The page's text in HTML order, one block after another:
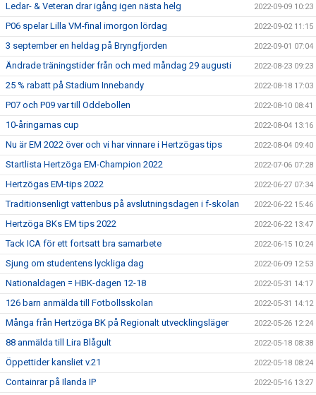
Ledar- & Veteran drar igång igen nästa helg 2022-09-09 10:23
P06 spelar Lilla VM-final imorgon lördag 2022-09-02 11:15
3 september en heldag på Bryngfjorden 2022-09-01 07:04
Ändrade träningstider från och med måndag 29 augusti 2022-08-23 09:23
25 % rabatt på Stadium Innebandy 2022-08-18 17:03
P07 och P09 var till Oddebollen 2022-08-10 08:41
10-åringarnas cup 2022-08-04 13:16
Nu är EM 2022 över och vi har vinnare i Hertzögas tips 2022-08-04 09:40
Startlista Hertzöga EM-Champion 2022 2022-07-06 07:28
Hertzögas EM-tips 2022 2022-06-27 07:34
Traditionsenligt vattenbus på avslutningsdagen i f-skolan 2022-06-22 15:46
Hertzöga BKs EM tips 2022 2022-06-22 13:47
Tack ICA för ett fortsatt bra samarbete 2022-06-15 10:24
Sjung om studentens lyckliga dag 2022-06-09 12:53
Nationaldagen = HBK-dagen 12-18 2022-05-31 14:17
126 barn anmälda till Fotbollsskolan 2022-05-31 14:12
Många från Hertzöga BK på Regionalt utvecklingsläger 2022-05-26 12:24
88 anmälda till Lira Blågult 2022-05-18 08:38
Öppettider kansliet v.21 2022-05-18 08:24
Containrar på Ilanda IP 2022-05-16 13:27